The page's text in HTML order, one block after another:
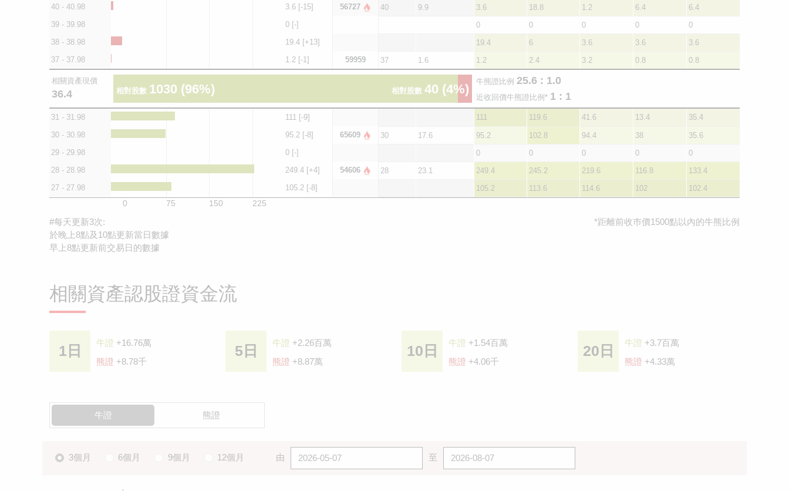
40 - 40.98
3.6 [-15] 56727 40 9.9 3.6 18.8 1.2 6.4
6.4
39 - 39.98
0 [-] 0 0 0 0
0
38 - 38.98
19.4 [+13] 19.4 6 3.6 3.6
3.6
37 - 37.98
1.2 [-1] 59959 37 1.6 1.2 2.4 3.2 0.8 0.8
相關資產現價
36.4 相對股數 1030 (96%) 相對股數 40 (4%)
牛熊證比例 25.6 : 1.0
近收回價牛熊證比例* 1 : 1
31 - 31.98 111 [-9] 111 119.6 41.6 13.4
35.4
30 - 30.98
95.2 [-8] 65609 30 17.6 95.2 102.8 94.4 38
35.6
29 - 29.98
0 [-] 0 0 0 0
0
28 - 28.98
249.4 [+4] 54606 28 23.1 249.4 245.2 219.6 116.8
133.4
27 - 27.98
105.2 [-8] 105.2 113.6 114.6 102 102.4
0 75 150 225
#每天更新3次:
於晚上8點及10點更新當日數據
早上8點更新前交易日的數據
*距離前收巿價1500點以內的牛熊比例
相關資產認股證資金流
1日 牛證 +16.76萬
熊證 +8.78千
5日 牛證 +2.26百萬
熊證 +8.87萬
10日 牛證 +1.54百萬
熊證 +4.06千
20日 牛證 +3.7百萬
熊證 +4.33萬
牛證 熊證
3個月 6個月 9個月 12個月 由 至